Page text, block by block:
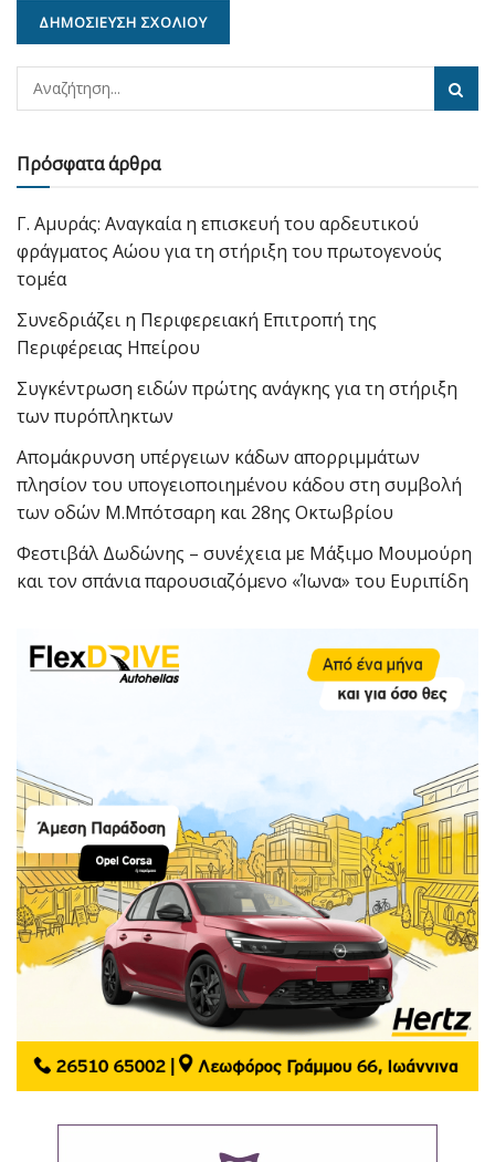
Πρόσφατα άρθρα
Γ. Αμυράς: Αναγκαία η επισκευή του αρδευτικού
φράγματος Αώου για τη στήριξη του πρωτογενούς
τομέα
Συνεδριάζει η Περιφερειακή Επιτροπή της
Περιφέρειας Ηπείρου
Συγκέντρωση ειδών πρώτης ανάγκης για τη στήριξη
των πυρόπληκτων
Απομάκρυνση υπέργειων κάδων απορριμμάτων
πλησίον του υπογειοποιημένου κάδου στη συμβολή
των οδών Μ.Μπότσαρη και 28ης Οκτωβρίου
Φεστιβάλ Δωδώνης – συνέχεια με Μάξιμο Μουμούρη
και τον σπάνια παρουσιαζόμενο «Ίωνα» του Ευριπίδη